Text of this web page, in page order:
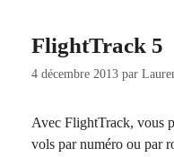
FlightTrack 5
4 décembre 2013 par
Avec FlightTrack, vous
vols par numéro ou par